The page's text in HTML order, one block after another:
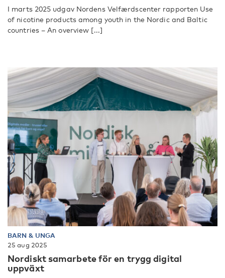
I marts 2025 udgav Nordens Velfærdscenter rapporten Use
of nicotine products among youth in the Nordic and Baltic
countries – An overview [...]
BARN & UNGA
25 aug 2025
Nordiskt samarbete för en trygg digital
uppväxt